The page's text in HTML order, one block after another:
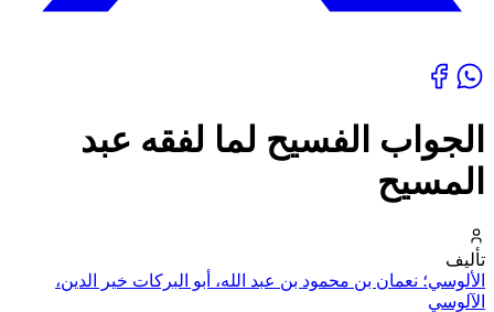
الجواب الفسيح لما لفقه عبد
المسيح
تأليف
الألوسي؛ نعمان بن محمود بن عبد الله، أبو البركات خير الدين،
الآلوسي